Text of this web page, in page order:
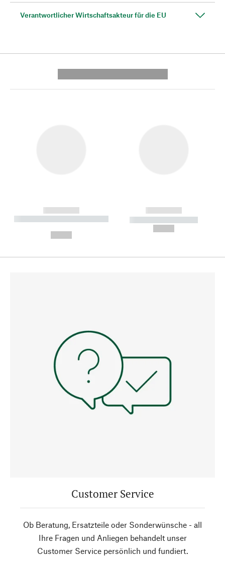
Verantwortlicher Wirtschaftsakteur für die EU
------------
----------- ----------- --------
------------
----------- -----------
Customer Service
Ob Beratung, Ersatzteile oder Sonderwünsche - all
Ihre Fragen und Anliegen behandelt unser
Customer Service persönlich und fundiert.